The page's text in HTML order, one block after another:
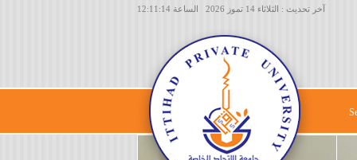
آخر تحديث : الثلاثاء 14 تموز 2026 الساعة 12:11:14